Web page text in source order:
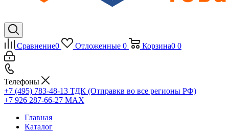
Сравнение0 Отложенные 0 Корзина0 0
Телефоны
+7 (495) 783-48-13 ТДК (Отправкв во все регионы РФ)
+7 926 287-66-27 МАХ
Главная
Каталог